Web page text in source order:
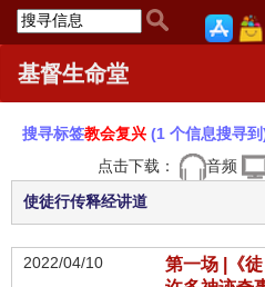
基督生命堂
搜寻标签教会复兴 (1 个信息搜寻到
点击下载：
音频
使徒行传释经讲道
2022/04/10
第一场 |《